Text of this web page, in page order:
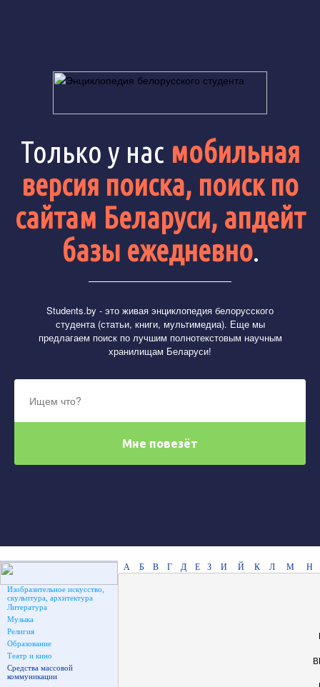
Только у нас мобильная
версия поиска, поиск по
сайтам Беларуси, апдейт
базы ежедневно.
Students.by - это живая энциклопедия белорусского
студента (статьи, книги, мультимедиа). Еще мы
предлагаем поиск по лучшим полнотекстовым научным
хранилищам Беларуси!
Изобразительное искусство,
скульптура, архитектура
Литература
Музыка
Религия
Образование
Театр и кино
Средства массовой
коммуникации
А Б В Г Д Е З И Й К Л М Н